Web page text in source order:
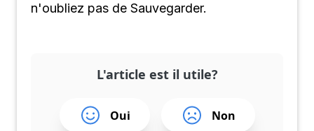
n'oubliez pas de Sauvegarder.
L'article est il utile?
Oui Non